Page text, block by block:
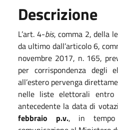
Descrizione
L’art. 4-bis, comma 2, della
da ultimo dall’articolo 6,
novembre 2017, n. 165,
per corrispondenza degli
all’estero pervenga
nelle liste elettorali
antecedente la data di
febbraio p.v., in tempo